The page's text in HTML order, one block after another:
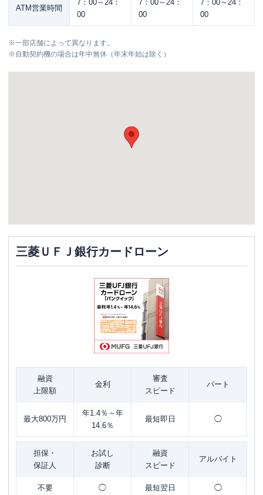
ATM営業時間
7：00～24：
00
7：00～24：
00
7：00～24：
00
※一部店舗によって異なります。
※自動契約機の場合は年中無休（年末年始は除く）
三菱ＵＦＪ銀行カードローン
融資
上限額
金利
審査
スピード
パート
最大800万円
年1.4％～年
14.6％
最短即日 ◯
担保・
保証人
お試し
診断
融資
スピード
アルバイト
不要 ◯ 最短翌日 ◯